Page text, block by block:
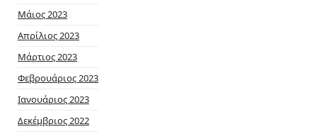
Μάιος 2023
Απρίλιος 2023
Μάρτιος 2023
Φεβρουάριος 2023
Ιανουάριος 2023
Δεκέμβριος 2022